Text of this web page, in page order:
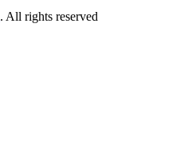
. All rights reserved